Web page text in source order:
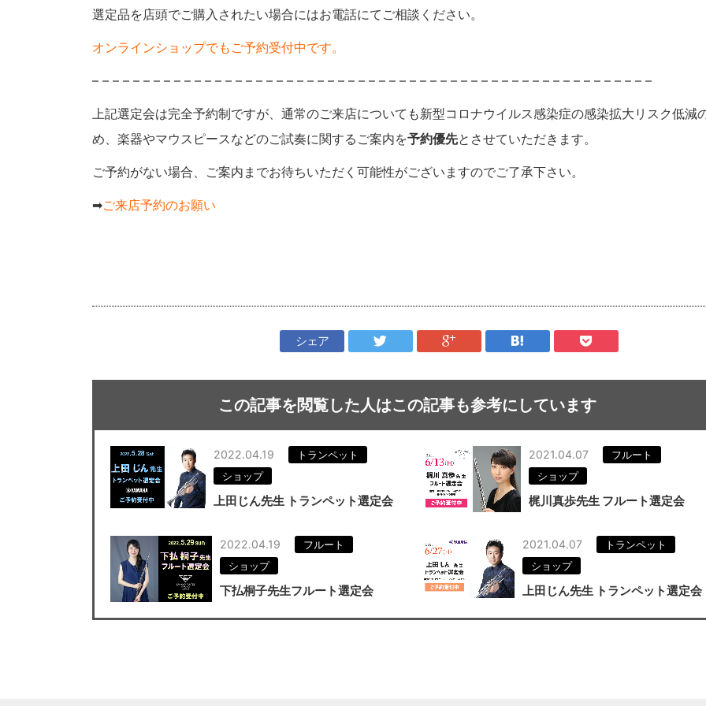
選定品を店頭でご購入されたい場合にはお電話にてご相談ください。
オンラインショップでもご予約受付中です。
– – – – – – – – – – – – – – – – – – – – – – – – – – – – – – – – – – – – – – – – – – – – – – – – – – – – – – –
上記選定会は完全予約制ですが、通常のご来店についても新型コロナウイルス感染症の感染拡大リスク低減
め、楽器やマウスピースなどのご試奏に関するご案内を予約優先とさせていただきます。
ご予約がない場合、ご案内までお待ちいただく可能性がございますのでご了承下さい。
➡ご来店予約のお願い
シェア
この記事を閲覧した人はこの記事も参考にしています
2022.04.19
トランペット
ショップ
上田じん先生 トランペット選定会
2021.04.07
フルート
ショップ
梶川真歩先生 フルート選定会
2022.04.19
フルート
ショップ
下払桐子先生フルート選定会
2021.04.07
トランペット
ショップ
上田じん先生 トランペット選定会